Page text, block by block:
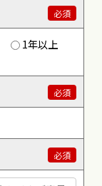
必須
1年以上
必須
必須